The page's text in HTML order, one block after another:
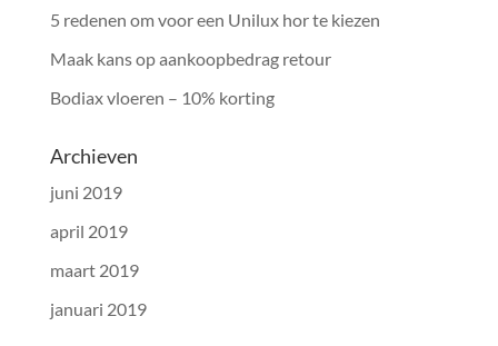
5 redenen om voor een Unilux hor te kiezen
Maak kans op aankoopbedrag retour
Bodiax vloeren – 10% korting
Archieven
juni 2019
april 2019
maart 2019
januari 2019